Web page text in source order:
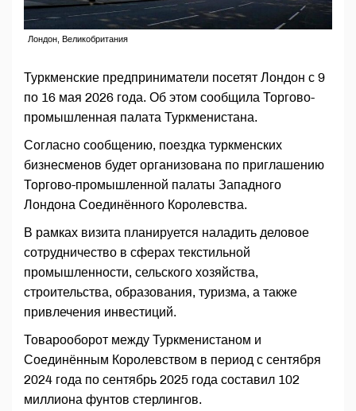
Лондон, Великобритания
Туркменские предприниматели посетят Лондон с 9
по 16 мая 2026 года. Об этом сообщила Торгово-
промышленная палата Туркменистана.
Согласно сообщению, поездка туркменских
бизнесменов будет организована по приглашению
Торгово-промышленной палаты Западного
Лондона Соединённого Королевства.
В рамках визита планируется наладить деловое
сотрудничество в сферах текстильной
промышленности, сельского хозяйства,
строительства, образования, туризма, а также
привлечения инвестиций.
Товарооборот между Туркменистаном и
Соединённым Королевством в период с сентября
2024 года по сентябрь 2025 года составил 102
миллиона фунтов стерлингов.